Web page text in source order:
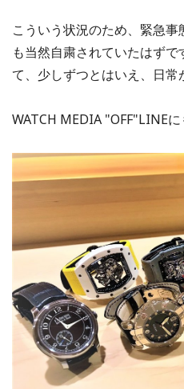
こういう状況のため、緊急
も当然自粛されていたはず
て、少しずつとはいえ、日常
WATCH MEDIA "OFF"LINE